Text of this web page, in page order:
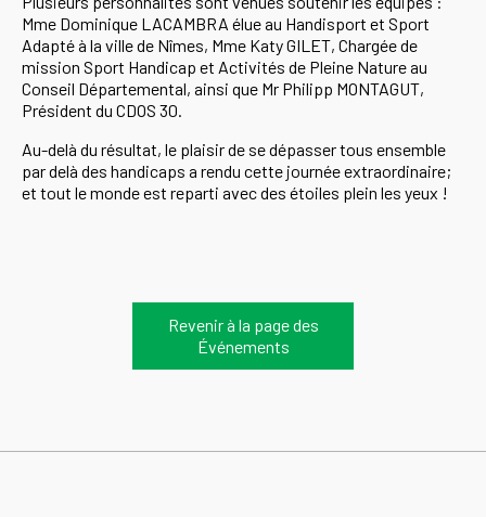
Mme Dominique LACAMBRA élue au Handisport et Sport
Adapté à la ville de Nîmes, Mme Katy GILET, Chargée de
mission Sport Handicap et Activités de Pleine Nature au
Conseil Départemental, ainsi que Mr Philipp MONTAGUT,
Président du CDOS 30.
Au-delà du résultat, le plaisir de se dépasser tous ensemble
par delà des handicaps a rendu cette journée extraordinaire;
et tout le monde est reparti avec des étoiles plein les yeux !
Revenir à la page des
Événements